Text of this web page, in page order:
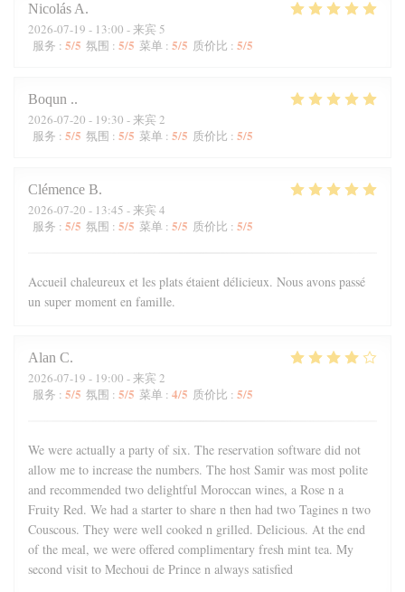
Nicolás A
2026-07-19 - 13:00 - 来宾 5
服务 : 5/5 氛围 : 5/5 菜单 : 5/5 质价比 : 5/5
Boqun .
2026-07-20 - 19:30 - 来宾 2
服务 : 5/5 氛围 : 5/5 菜单 : 5/5 质价比 : 5/5
Clémence B
2026-07-20 - 13:45 - 来宾 4
服务 : 5/5 氛围 : 5/5 菜单 : 5/5 质价比 : 5/5
Accueil chaleureux et les plats étaient délicieux. Nous avons passé
un super moment en famille.
Alan C
2026-07-19 - 19:00 - 来宾 2
服务 : 5/5 氛围 : 5/5 菜单 : 4/5 质价比 : 5/5
We were actually a party of six. The reservation software did not
allow me to increase the numbers. The host Samir was most polite
and recommended two delightful Moroccan wines, a Rose n a
Fruity Red. We had a starter to share n then had two Tagines n two
Couscous. They were well cooked n grilled. Delicious. At the end
of the meal, we were offered complimentary fresh mint tea. My
second visit to Mechoui de Prince n always satisfied